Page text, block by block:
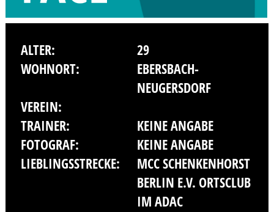
ALTER:
29
WOHNORT:
EBERSBACH-
NEUGERSDORF
VEREIN:
TRAINER:
KEINE ANGABE
FOTOGRAF:
KEINE ANGABE
LIEBLINGSSTRECKE:
MCC SCHENKENHORST
BERLIN E.V. ORTSCLUB
IM ADAC